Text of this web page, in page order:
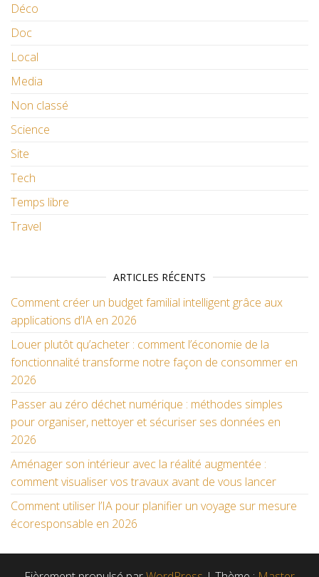
Déco
Doc
Local
Media
Non classé
Science
Site
Tech
Temps libre
Travel
ARTICLES RÉCENTS
Comment créer un budget familial intelligent grâce aux
applications d’IA en 2026
Louer plutôt qu’acheter : comment l’économie de la
fonctionnalité transforme notre façon de consommer en
2026
Passer au zéro déchet numérique : méthodes simples
pour organiser, nettoyer et sécuriser ses données en
2026
Aménager son intérieur avec la réalité augmentée :
comment visualiser vos travaux avant de vous lancer
Comment utiliser l’IA pour planifier un voyage sur mesure
écoresponsable en 2026